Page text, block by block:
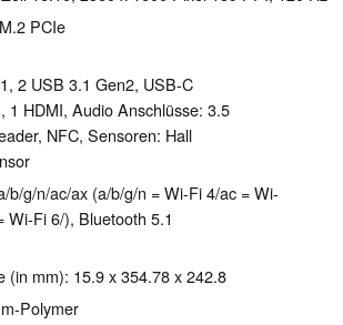
M.2 PCIe
2 USB 3.1 Gen2, USB-C
1 HDMI, Audio Anschlüsse: 3.5
NFC, Sensoren: Hall
b/g/n/ac/ax (a/b/g/n = Wi-Fi 4/ac = Wi-
Wi-Fi 6/), Bluetooth 5.1
(in mm): 15.9 x 354.78 x 242.8
Polymer